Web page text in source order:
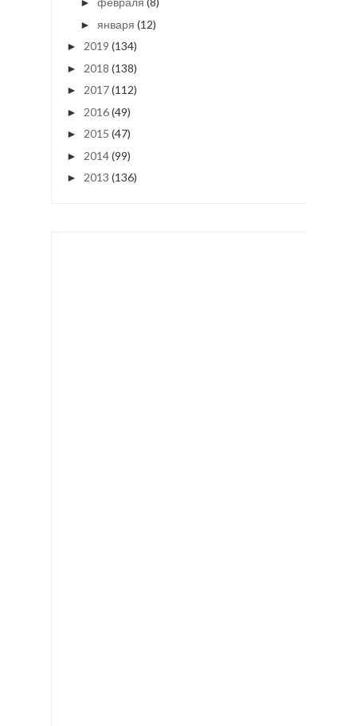
►
► января (12)
► 2019 (134)
► 2018 (138)
► 2017(112)
► 2016(49)
► 2015 (47)
► 2014(99)
► 2013 (136)